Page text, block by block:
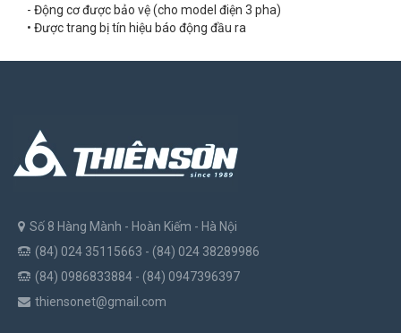
- Động cơ được bảo vệ (cho model điện 3 pha)
• Được trang bị tín hiệu báo động đầu ra
Số 8 Hàng Mành - Hoàn Kiếm - Hà Nội
(84) 024 35115663 - (84) 024 38289986
(84) 0986833884 - (84) 0947396397
thiensonet@gmail.com